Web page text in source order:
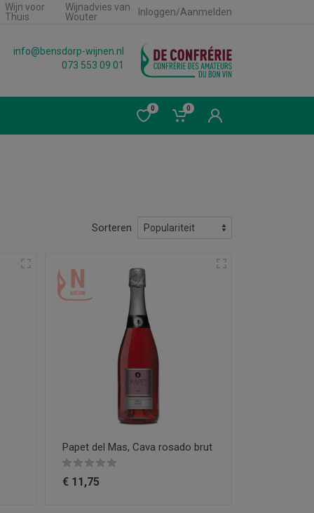
Wijn voor
Thuis
Wijnadvies van
Wouter
Inloggen/Aanmelden
info@bensdorp-wijnen.nl
073 553 09 01
0 0
Sorteren
Papet del Mas, Cava rosado brut
€ 11,75